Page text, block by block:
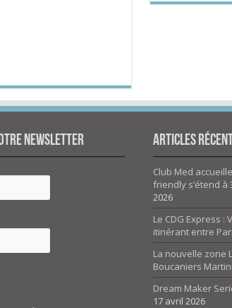
newsletter Articles
Club Med
friendly s’étend à
2026
Le CDG Express :
itinérant entre
La nouvelle zone
Boucaniers
Dream Maker
17 avril 2026